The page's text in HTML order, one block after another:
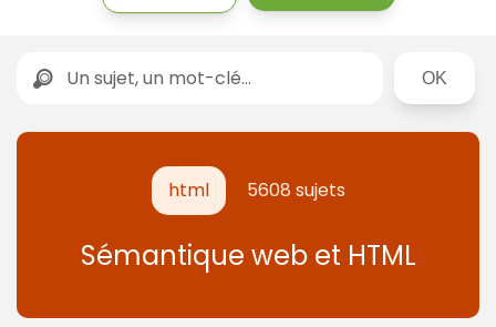
Rechercher
html 5608 sujets
Sémantique web et HTML